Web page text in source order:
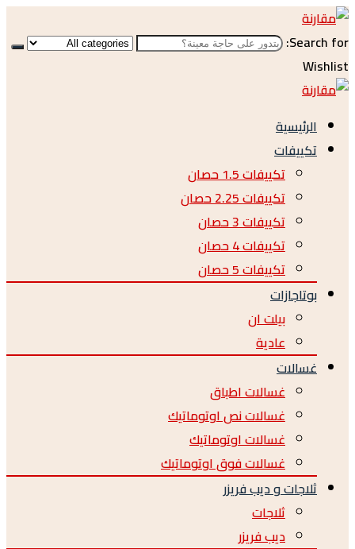
تكييفات 1.5 حصان
تكييفات 2.25 حصان
تكييفات 3 حصان
تكييفات 4 حصان
تكييفات 5 حصان
بيلت ان
عادية
غسالات اطباق
غسالات نص اوتوماتيك
غسالات اوتوماتيك
غسالات فوق اوتوماتيك
و ديب فريزر
ثلاجات
ديب فريزر